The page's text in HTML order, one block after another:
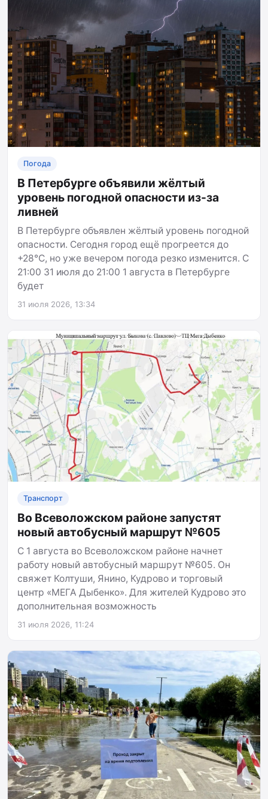
Погода
В Петербурге объявили жёлтый
уровень погодной опасности из-за
ливней
В Петербурге объявлен жёлтый уровень погодной
опасности. Сегодня город ещё прогреется до
+28°C, но уже вечером погода резко изменится. С
21:00 31 июля до 21:00 1 августа в Петербурге
будет
31 июля 2026, 13:34
Транспорт
Во Всеволожском районе запустят
новый автобусный маршрут №605
С 1 августа во Всеволожском районе начнет
работу новый автобусный маршрут №605. Он
свяжет Колтуши, Янино, Кудрово и торговый
центр «МЕГА Дыбенко». Для жителей Кудрово это
дополнительная возможность
31 июля 2026, 11:24